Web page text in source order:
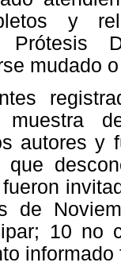
y
mudado
muestra
autores y
que
de
10 no